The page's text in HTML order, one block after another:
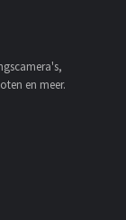
en meer.